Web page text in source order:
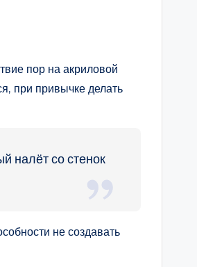
пор на акриловой
при привычке делать
налёт со стенок
не создавать